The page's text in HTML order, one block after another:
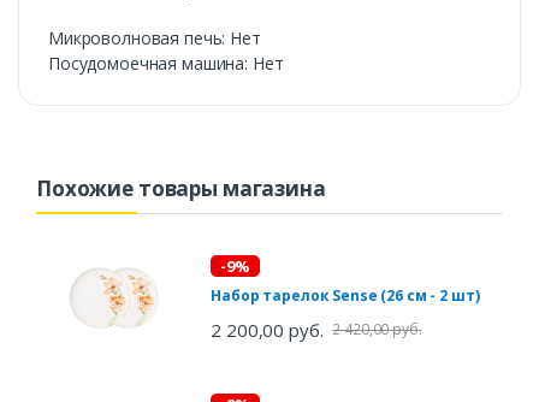
Микроволновая печь: Нет
Посудомоечная машина: Нет
Похожие товары магазина
-9%
Набор тарелок Sense (26 см - 2 шт)
2 200,00 руб. 2 420,00 руб.